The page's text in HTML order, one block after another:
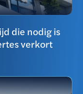
die nodig is
verkort